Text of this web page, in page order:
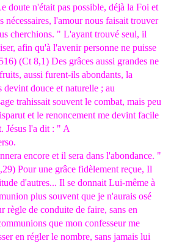
doute n'était pas possible, déjà la Foi et
nécessaires, l'amour nous faisait trouver
cherchions. " L'ayant trouvé seul, il
afin qu'à l'avenir personne ne puisse
(Ct 8,1) Des grâces aussi grandes ne
aussi furent-ils abondants, la
devint douce et naturelle ; au
trahissait souvent le combat, mais peu
et le renoncement me devint facile
Jésus l'a dit : " A
encore et il sera dans l'abondance. "
Pour une grâce fidèlement reçue, Il
d'autres... Il se donnait Lui-même à
plus souvent que je n'aurais osé
règle de conduite de faire, sans en
que mon confesseur me
en régler le nombre, sans jamais lui